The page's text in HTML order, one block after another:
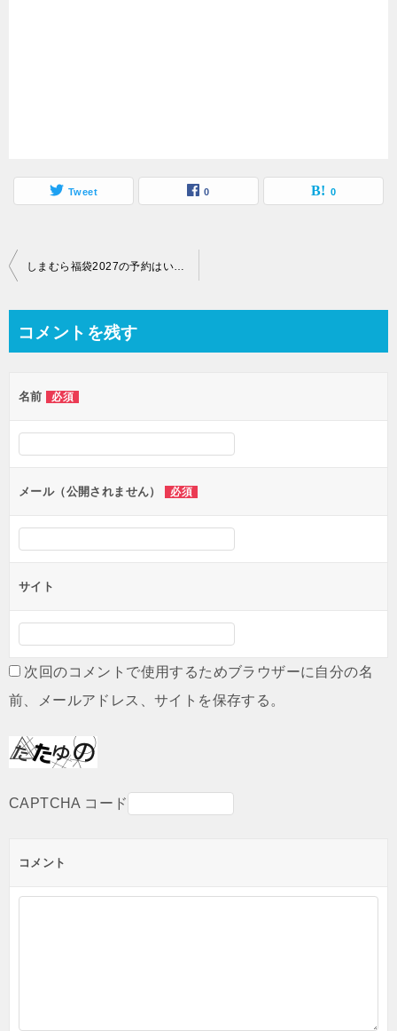
Tweet 0 0
投
ビ
ー
シ
ン
しまむら福袋2027の予約はいつから？ハッピーバッグはどこで買える？歴代の中身ネタバレ情報を紹介します！
コメントを残す
名前 必須
メール（公開されません） 必須
サイト
次回のコメントで使用するためブラウザーに自分の名
前、メールアドレス、サイトを保存する。
CAPTCHA コード
コメント